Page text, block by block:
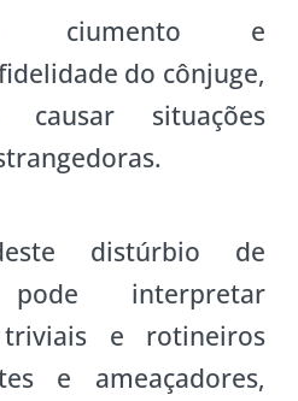
ciumento e
do cônjuge,
situações
distúrbio de
pode interpretar
triviais e rotineiros
e ameaçadores,